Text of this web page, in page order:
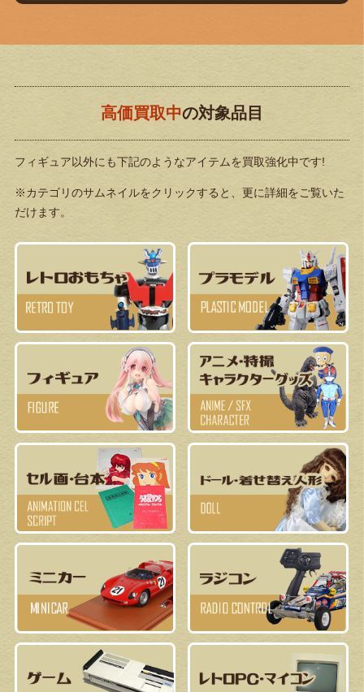
高価買取中の対象品目
フィギュア以外にも下記のようなアイテムを買取強化中です!
※カテゴリのサムネイルをクリックすると、更に詳細をご覧いた
だけます。